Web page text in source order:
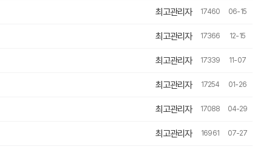
최고관리자 17460 06-15
최고관리자 17366 12-15
최고관리자 17339 11-07
최고관리자 17254 01-26
최고관리자 17088 04-29
최고관리자 16961 07-27